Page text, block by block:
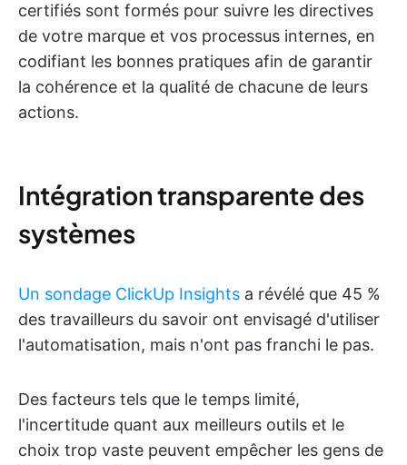
certifiés sont formés pour suivre les directives
de votre marque et vos processus internes, en
codifiant les bonnes pratiques afin de garantir
la cohérence et la qualité de chacune de leurs
actions.
Intégration transparente des
systèmes
Un sondage ClickUp Insights a révélé que 45 %
des travailleurs du savoir ont envisagé d'utiliser
l'automatisation, mais n'ont pas franchi le pas.
Des facteurs tels que le temps limité,
l'incertitude quant aux meilleurs outils et le
choix trop vaste peuvent empêcher les gens de